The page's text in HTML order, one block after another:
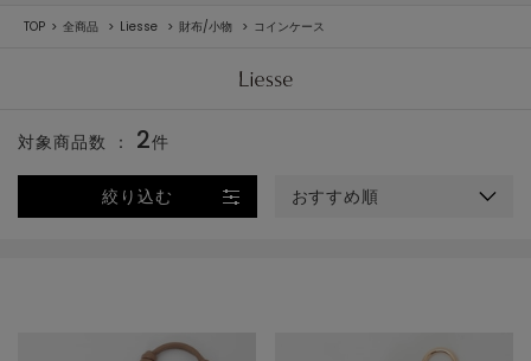
TOP 全商品 Liesse 財布/小物 コインケース
絞り込む おすすめ順
対象商品数 ： 2件